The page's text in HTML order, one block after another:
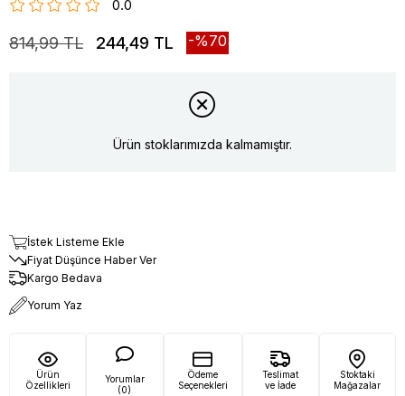
0.0
814,99 TL 244,49 TL 70
Ürün stoklarımızda kalmamıştır.
İstek Listeme Ekle
Fiyat Düşünce Haber Ver
Kargo Bedava
Yorum Yaz
Ürün
Özellikleri
Yorumlar
(0)
Ödeme
Seçenekleri
Teslimat
ve İade
Stoktaki
Mağazalar